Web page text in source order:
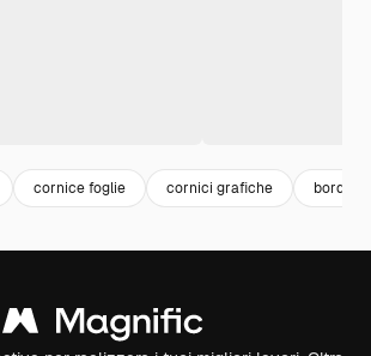
cornice foglie cornici grafiche border